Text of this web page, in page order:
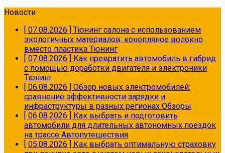
Новости
[ 07.08.2026 ] Тюнинг салона с использованием
экологичных материалов: конопляное волокно
вместо пластика Тюнинг
[ 07.08.2026 ] Как превратить автомобиль в гибрид
с помощью доработки двигателя и электроники
Тюнинг
[ 06.08.2026 ] Обзор новых электромобилей:
сравнение эффективности зарядки и
инфраструктуры в разных регионах Обзоры
[ 06.08.2026 ] Как выбрать и подготовить
автомобили для длительных автономных поездок
на трассе Автопутешествия
[ 05.08.2026 ] Как выбрать оптимальную страховку